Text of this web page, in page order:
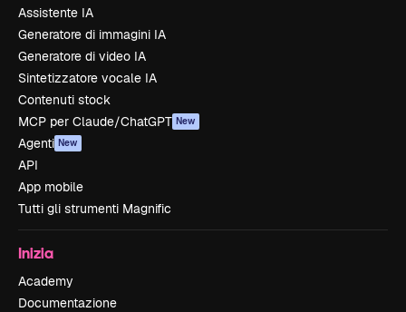
Assistente IA
Generatore di immagini IA
Generatore di video IA
Sintetizzatore vocale IA
Contenuti stock
MCP per Claude/ChatGPT New
Agenti New
API
App mobile
Tutti gli strumenti Magnific
Inizia
Academy
Documentazione